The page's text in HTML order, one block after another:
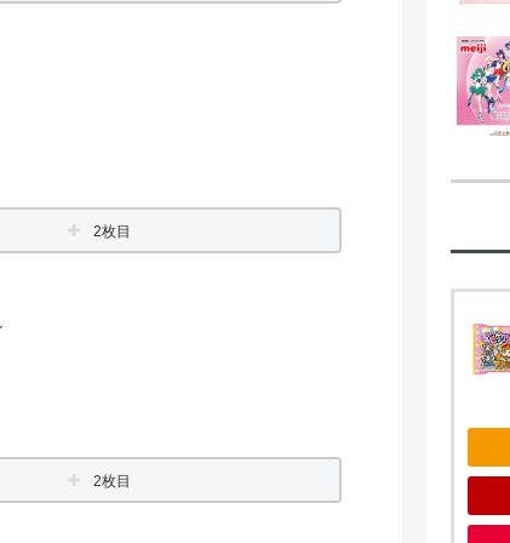
2枚目
2枚目